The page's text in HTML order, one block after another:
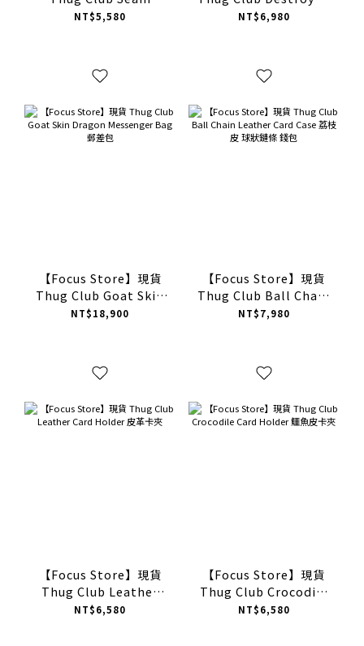
Sealed Taped Line
NT$5,580
Crochet Tail Hat 破壞
NT$6,980
【Focus Store】現貨
Thug Club Goat Skin
Dragon Messenger
NT$18,900
【Focus Store】現貨
Thug Club Ball Chain
Leather Card Case 荔
NT$7,980
【Focus Store】現貨
Thug Club Leather
Card Holder 皮革卡夾
NT$6,580
【Focus Store】現貨
Thug Club Crocodile
Card Holder 鱷魚皮卡
NT$6,580